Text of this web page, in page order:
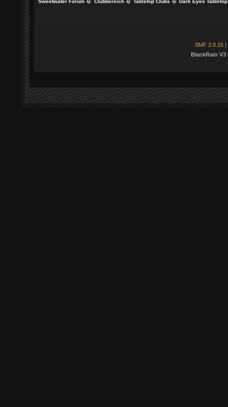
Sweetwater Forum � Clubbereich� Tabletop Clubs � Dark Eyes
SMF 2.0.15
BlackRain V3